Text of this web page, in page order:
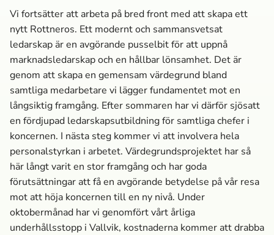
Vi fortsätter att arbeta på bred front med att skapa ett
nytt Rottneros. Ett modernt och sammansvetsat
ledarskap är en avgörande pusselbit för att uppnå
marknads­ledarskap och en hållbar lönsamhet. Det är
genom att skapa en gemensam värdegrund bland
samtliga medarbetare vi lägger fundamentet mot en
långsiktig framgång. Efter sommaren har vi därför sjösatt
en fördjupad ledarskapsutbildning för samtliga chefer i
koncernen. I nästa steg kommer vi att involvera hela
personalstyrkan i arbetet. Värdegrundsprojektet har så
här långt varit en stor framgång och har goda
förutsättningar att få en avgörande betydelse på vår resa
mot att höja koncernen till en ny nivå. Under
oktobermånad har vi genomfört vårt årliga
underhållsstopp i Vallvik, kostnaderna kommer att drabba